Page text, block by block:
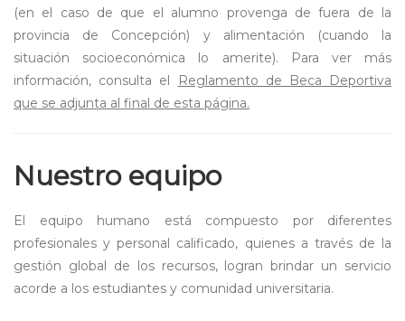
(en el caso de que el alumno provenga de fuera de la
provincia de Concepción) y alimentación (cuando la
situación socioeconómica lo amerite). Para ver más
información, consulta el
Reglamento de Beca Deportiva
que se adjunta al final de esta página.
Nuestro equipo
El equipo humano está compuesto por diferentes
profesionales y personal calificado, quienes a través de la
gestión global de los recursos, logran brindar un servicio
acorde a los estudiantes y comunidad universitaria.